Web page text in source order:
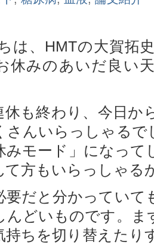
は、HMTの大賀拓
休みのあいだ良い
休も終わり、今日
さんいらっしゃる
みモード」になって
て方もいらっしゃる
要だと分かっていて
んどいものです。ま
持ちを切り替えた